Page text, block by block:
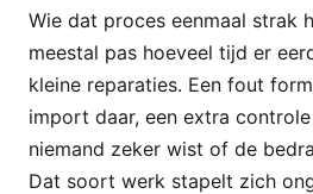
Wie dat proces eenmaal strak
meestal pas hoeveel tijd er
kleine reparaties. Een fout
import daar, een extra
niemand zeker wist of de
Dat soort werk stapelt zich